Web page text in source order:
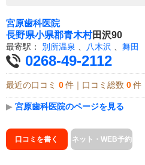
宮原歯科医院
長野県小県郡青木村田沢90
最寄駅： 別所温泉 八木沢 舞田
0268-49-2112
最近の口コミ 0 件｜口コミ総数 0 件
▶ 宮原歯科医院のページを見る
口コミを書く ネット・WEB予約